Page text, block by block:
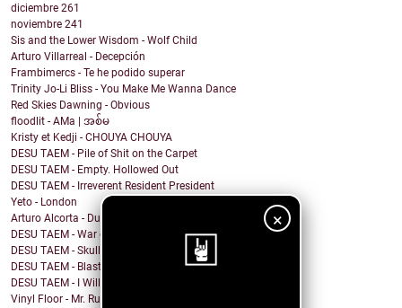
×
diciembre 261
noviembre 241
Sis and the Lower Wisdom - Wolf Child
Arturo Villarreal - Decepción
Frambimercs - Te he podido superar
Trinity Jo-Li Bliss - You Make Me Wanna Dance
Red Skies Dawning - Obvious
floodlit - AMa | အစ်မ
Kristy et Kedji - CHOUYA CHOUYA
DESU TAEM - Pile of Shit on the Carpet
DESU TAEM - Empty. Hollowed Out
DESU TAEM - Irreverent Resident President
Yeto - London
Arturo Alcorta - Dualidad
DESU TAEM - War on Bullies
DESU TAEM - Skull and Crossbones
DESU TAEM - Blasted into Rebirth
DESU TAEM - I Will Not Be Assimilated
Vinyl Floor - Mr. Rubinstein - Single Edit